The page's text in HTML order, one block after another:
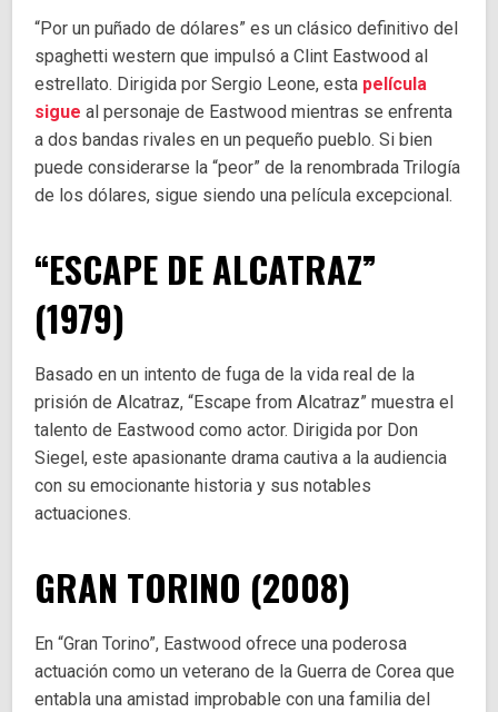
“Por un puñado de dólares” es un clásico definitivo del
spaghetti western que impulsó a Clint Eastwood al
estrellato. Dirigida por Sergio Leone, esta película
sigue al personaje de Eastwood mientras se enfrenta
a dos bandas rivales en un pequeño pueblo. Si bien
puede considerarse la “peor” de la renombrada Trilogía
de los dólares, sigue siendo una película excepcional.
“ESCAPE DE ALCATRAZ”
(1979)
Basado en un intento de fuga de la vida real de la
prisión de Alcatraz, “Escape from Alcatraz” muestra el
talento de Eastwood como actor. Dirigida por Don
Siegel, este apasionante drama cautiva a la audiencia
con su emocionante historia y sus notables
actuaciones.
GRAN TORINO (2008)
En “Gran Torino”, Eastwood ofrece una poderosa
actuación como un veterano de la Guerra de Corea que
entabla una amistad improbable con una familia del